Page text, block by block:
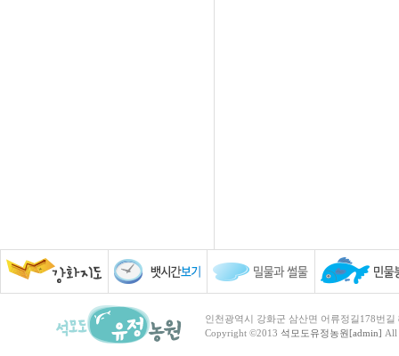
인천광역시 강화군 삼산면 어류정길178번
Copyright ©2013 석모도유정농원[admin] All